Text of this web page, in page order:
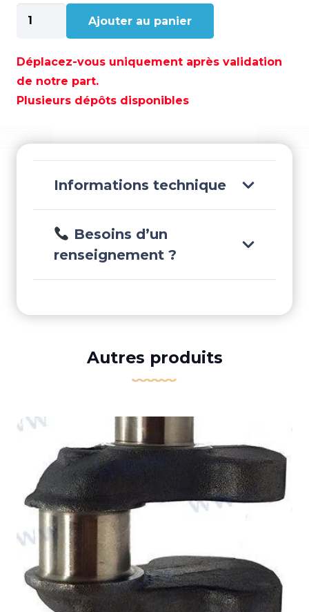
quantité
de
JABSCO
6760-
0001
802B
REC6760-
Ajouter au panier
Déplacez-vous uniquement après validation
de notre part.
Plusieurs dépôts disponibles
Informations technique
Besoins d’un
renseignement ?
Autres produits